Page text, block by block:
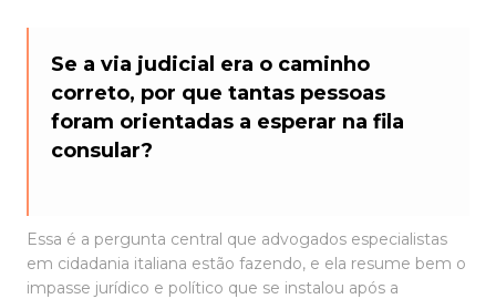
Se a via judicial era o caminho
correto, por que tantas pessoas
foram orientadas a esperar na fila
consular?
Essa é a pergunta central que advogados especialistas
em cidadania italiana estão fazendo, e ela resume bem o
impasse jurídico e político que se instalou após a